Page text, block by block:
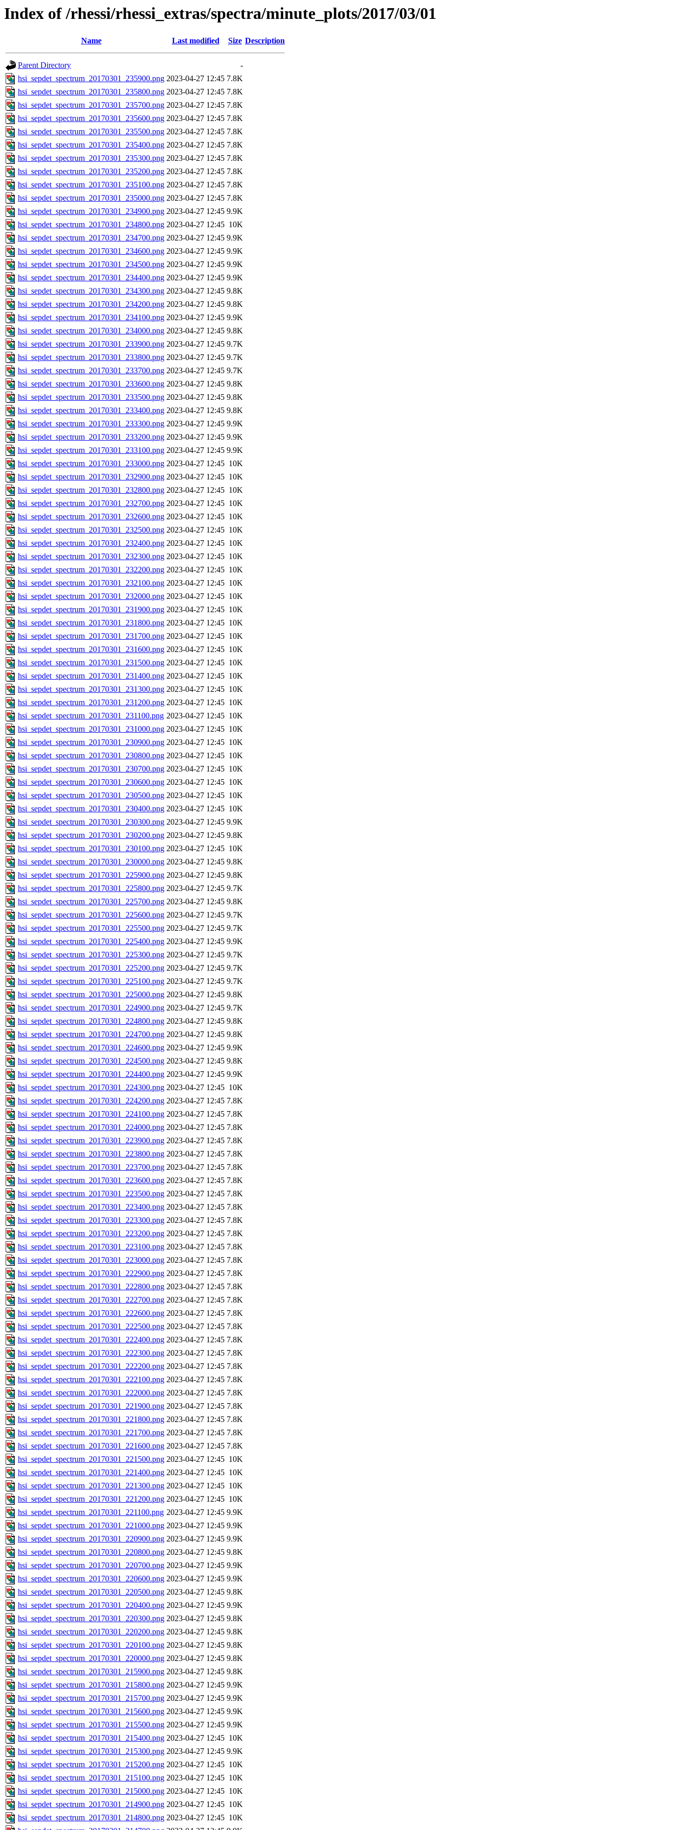
Index of /rhessi/rhessi_extras/spectra/minute_plots/2017/03/01
Name Last modified Size Description
Parent Directory
-
hsi_sepdet_spectrum_20170301_235900.png 2023-04-27 12:45 7.8K
hsi_sepdet_spectrum_20170301_235800.png 2023-04-27 12:45 7.8K
hsi_sepdet_spectrum_20170301_235700.png 2023-04-27 12:45 7.8K
hsi_sepdet_spectrum_20170301_235600.png 2023-04-27 12:45 7.8K
hsi_sepdet_spectrum_20170301_235500.png 2023-04-27 12:45 7.8K
hsi_sepdet_spectrum_20170301_235400.png 2023-04-27 12:45 7.8K
hsi_sepdet_spectrum_20170301_235300.png 2023-04-27 12:45 7.8K
hsi_sepdet_spectrum_20170301_235200.png 2023-04-27 12:45 7.8K
hsi_sepdet_spectrum_20170301_235100.png 2023-04-27 12:45 7.8K
hsi_sepdet_spectrum_20170301_235000.png 2023-04-27 12:45 7.8K
hsi_sepdet_spectrum_20170301_234900.png 2023-04-27 12:45 9.9K
hsi_sepdet_spectrum_20170301_234800.png 2023-04-27 12:45 10K
hsi_sepdet_spectrum_20170301_234700.png 2023-04-27 12:45 9.9K
hsi_sepdet_spectrum_20170301_234600.png 2023-04-27 12:45 9.9K
hsi_sepdet_spectrum_20170301_234500.png 2023-04-27 12:45 9.9K
hsi_sepdet_spectrum_20170301_234400.png 2023-04-27 12:45 9.9K
hsi_sepdet_spectrum_20170301_234300.png 2023-04-27 12:45 9.8K
hsi_sepdet_spectrum_20170301_234200.png 2023-04-27 12:45 9.8K
hsi_sepdet_spectrum_20170301_234100.png 2023-04-27 12:45 9.9K
hsi_sepdet_spectrum_20170301_234000.png 2023-04-27 12:45 9.8K
hsi_sepdet_spectrum_20170301_233900.png 2023-04-27 12:45 9.7K
hsi_sepdet_spectrum_20170301_233800.png 2023-04-27 12:45 9.7K
hsi_sepdet_spectrum_20170301_233700.png 2023-04-27 12:45 9.7K
hsi_sepdet_spectrum_20170301_233600.png 2023-04-27 12:45 9.8K
hsi_sepdet_spectrum_20170301_233500.png 2023-04-27 12:45 9.8K
hsi_sepdet_spectrum_20170301_233400.png 2023-04-27 12:45 9.8K
hsi_sepdet_spectrum_20170301_233300.png 2023-04-27 12:45 9.9K
hsi_sepdet_spectrum_20170301_233200.png 2023-04-27 12:45 9.9K
hsi_sepdet_spectrum_20170301_233100.png 2023-04-27 12:45 9.9K
hsi_sepdet_spectrum_20170301_233000.png 2023-04-27 12:45 10K
hsi_sepdet_spectrum_20170301_232900.png 2023-04-27 12:45 10K
hsi_sepdet_spectrum_20170301_232800.png 2023-04-27 12:45 10K
hsi_sepdet_spectrum_20170301_232700.png 2023-04-27 12:45 10K
hsi_sepdet_spectrum_20170301_232600.png 2023-04-27 12:45 10K
hsi_sepdet_spectrum_20170301_232500.png 2023-04-27 12:45 10K
hsi_sepdet_spectrum_20170301_232400.png 2023-04-27 12:45 10K
hsi_sepdet_spectrum_20170301_232300.png 2023-04-27 12:45 10K
hsi_sepdet_spectrum_20170301_232200.png 2023-04-27 12:45 10K
hsi_sepdet_spectrum_20170301_232100.png 2023-04-27 12:45 10K
hsi_sepdet_spectrum_20170301_232000.png 2023-04-27 12:45 10K
hsi_sepdet_spectrum_20170301_231900.png 2023-04-27 12:45 10K
hsi_sepdet_spectrum_20170301_231800.png 2023-04-27 12:45 10K
hsi_sepdet_spectrum_20170301_231700.png 2023-04-27 12:45 10K
hsi_sepdet_spectrum_20170301_231600.png 2023-04-27 12:45 10K
hsi_sepdet_spectrum_20170301_231500.png 2023-04-27 12:45 10K
hsi_sepdet_spectrum_20170301_231400.png 2023-04-27 12:45 10K
hsi_sepdet_spectrum_20170301_231300.png 2023-04-27 12:45 10K
hsi_sepdet_spectrum_20170301_231200.png 2023-04-27 12:45 10K
hsi_sepdet_spectrum_20170301_231100.png 2023-04-27 12:45 10K
hsi_sepdet_spectrum_20170301_231000.png 2023-04-27 12:45 10K
hsi_sepdet_spectrum_20170301_230900.png 2023-04-27 12:45 10K
hsi_sepdet_spectrum_20170301_230800.png 2023-04-27 12:45 10K
hsi_sepdet_spectrum_20170301_230700.png 2023-04-27 12:45 10K
hsi_sepdet_spectrum_20170301_230600.png 2023-04-27 12:45 10K
hsi_sepdet_spectrum_20170301_230500.png 2023-04-27 12:45 10K
hsi_sepdet_spectrum_20170301_230400.png 2023-04-27 12:45 10K
hsi_sepdet_spectrum_20170301_230300.png 2023-04-27 12:45 9.9K
hsi_sepdet_spectrum_20170301_230200.png 2023-04-27 12:45 9.8K
hsi_sepdet_spectrum_20170301_230100.png 2023-04-27 12:45 10K
hsi_sepdet_spectrum_20170301_230000.png 2023-04-27 12:45 9.8K
hsi_sepdet_spectrum_20170301_225900.png 2023-04-27 12:45 9.8K
hsi_sepdet_spectrum_20170301_225800.png 2023-04-27 12:45 9.7K
hsi_sepdet_spectrum_20170301_225700.png 2023-04-27 12:45 9.8K
hsi_sepdet_spectrum_20170301_225600.png 2023-04-27 12:45 9.7K
hsi_sepdet_spectrum_20170301_225500.png 2023-04-27 12:45 9.7K
hsi_sepdet_spectrum_20170301_225400.png 2023-04-27 12:45 9.9K
hsi_sepdet_spectrum_20170301_225300.png 2023-04-27 12:45 9.7K
hsi_sepdet_spectrum_20170301_225200.png 2023-04-27 12:45 9.7K
hsi_sepdet_spectrum_20170301_225100.png 2023-04-27 12:45 9.7K
hsi_sepdet_spectrum_20170301_225000.png 2023-04-27 12:45 9.8K
hsi_sepdet_spectrum_20170301_224900.png 2023-04-27 12:45 9.7K
hsi_sepdet_spectrum_20170301_224800.png 2023-04-27 12:45 9.8K
hsi_sepdet_spectrum_20170301_224700.png 2023-04-27 12:45 9.8K
hsi_sepdet_spectrum_20170301_224600.png 2023-04-27 12:45 9.9K
hsi_sepdet_spectrum_20170301_224500.png 2023-04-27 12:45 9.8K
hsi_sepdet_spectrum_20170301_224400.png 2023-04-27 12:45 9.9K
hsi_sepdet_spectrum_20170301_224300.png 2023-04-27 12:45 10K
hsi_sepdet_spectrum_20170301_224200.png 2023-04-27 12:45 7.8K
hsi_sepdet_spectrum_20170301_224100.png 2023-04-27 12:45 7.8K
hsi_sepdet_spectrum_20170301_224000.png 2023-04-27 12:45 7.8K
hsi_sepdet_spectrum_20170301_223900.png 2023-04-27 12:45 7.8K
hsi_sepdet_spectrum_20170301_223800.png 2023-04-27 12:45 7.8K
hsi_sepdet_spectrum_20170301_223700.png 2023-04-27 12:45 7.8K
hsi_sepdet_spectrum_20170301_223600.png 2023-04-27 12:45 7.8K
hsi_sepdet_spectrum_20170301_223500.png 2023-04-27 12:45 7.8K
hsi_sepdet_spectrum_20170301_223400.png 2023-04-27 12:45 7.8K
hsi_sepdet_spectrum_20170301_223300.png 2023-04-27 12:45 7.8K
hsi_sepdet_spectrum_20170301_223200.png 2023-04-27 12:45 7.8K
hsi_sepdet_spectrum_20170301_223100.png 2023-04-27 12:45 7.8K
hsi_sepdet_spectrum_20170301_223000.png 2023-04-27 12:45 7.8K
hsi_sepdet_spectrum_20170301_222900.png 2023-04-27 12:45 7.8K
hsi_sepdet_spectrum_20170301_222800.png 2023-04-27 12:45 7.8K
hsi_sepdet_spectrum_20170301_222700.png 2023-04-27 12:45 7.8K
hsi_sepdet_spectrum_20170301_222600.png 2023-04-27 12:45 7.8K
hsi_sepdet_spectrum_20170301_222500.png 2023-04-27 12:45 7.8K
hsi_sepdet_spectrum_20170301_222400.png 2023-04-27 12:45 7.8K
hsi_sepdet_spectrum_20170301_222300.png 2023-04-27 12:45 7.8K
hsi_sepdet_spectrum_20170301_222200.png 2023-04-27 12:45 7.8K
hsi_sepdet_spectrum_20170301_222100.png 2023-04-27 12:45 7.8K
hsi_sepdet_spectrum_20170301_222000.png 2023-04-27 12:45 7.8K
hsi_sepdet_spectrum_20170301_221900.png 2023-04-27 12:45 7.8K
hsi_sepdet_spectrum_20170301_221800.png 2023-04-27 12:45 7.8K
hsi_sepdet_spectrum_20170301_221700.png 2023-04-27 12:45 7.8K
hsi_sepdet_spectrum_20170301_221600.png 2023-04-27 12:45 7.8K
hsi_sepdet_spectrum_20170301_221500.png 2023-04-27 12:45 10K
hsi_sepdet_spectrum_20170301_221400.png 2023-04-27 12:45 10K
hsi_sepdet_spectrum_20170301_221300.png 2023-04-27 12:45 10K
hsi_sepdet_spectrum_20170301_221200.png 2023-04-27 12:45 10K
hsi_sepdet_spectrum_20170301_221100.png 2023-04-27 12:45 9.9K
hsi_sepdet_spectrum_20170301_221000.png 2023-04-27 12:45 9.9K
hsi_sepdet_spectrum_20170301_220900.png 2023-04-27 12:45 9.9K
hsi_sepdet_spectrum_20170301_220800.png 2023-04-27 12:45 9.8K
hsi_sepdet_spectrum_20170301_220700.png 2023-04-27 12:45 9.9K
hsi_sepdet_spectrum_20170301_220600.png 2023-04-27 12:45 9.9K
hsi_sepdet_spectrum_20170301_220500.png 2023-04-27 12:45 9.8K
hsi_sepdet_spectrum_20170301_220400.png 2023-04-27 12:45 9.9K
hsi_sepdet_spectrum_20170301_220300.png 2023-04-27 12:45 9.8K
hsi_sepdet_spectrum_20170301_220200.png 2023-04-27 12:45 9.8K
hsi_sepdet_spectrum_20170301_220100.png 2023-04-27 12:45 9.8K
hsi_sepdet_spectrum_20170301_220000.png 2023-04-27 12:45 9.8K
hsi_sepdet_spectrum_20170301_215900.png 2023-04-27 12:45 9.8K
hsi_sepdet_spectrum_20170301_215800.png 2023-04-27 12:45 9.9K
hsi_sepdet_spectrum_20170301_215700.png 2023-04-27 12:45 9.9K
hsi_sepdet_spectrum_20170301_215600.png 2023-04-27 12:45 9.9K
hsi_sepdet_spectrum_20170301_215500.png 2023-04-27 12:45 9.9K
hsi_sepdet_spectrum_20170301_215400.png 2023-04-27 12:45 10K
hsi_sepdet_spectrum_20170301_215300.png 2023-04-27 12:45 9.9K
hsi_sepdet_spectrum_20170301_215200.png 2023-04-27 12:45 10K
hsi_sepdet_spectrum_20170301_215100.png 2023-04-27 12:45 10K
hsi_sepdet_spectrum_20170301_215000.png 2023-04-27 12:45 10K
hsi_sepdet_spectrum_20170301_214900.png 2023-04-27 12:45 10K
hsi_sepdet_spectrum_20170301_214800.png 2023-04-27 12:45 10K